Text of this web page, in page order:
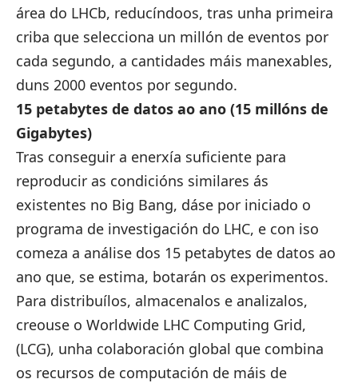
área do LHCb, reducíndoos, tras unha primeira
criba que selecciona un millón de eventos por
cada segundo, a cantidades máis manexables,
duns 2000 eventos por segundo.
15 petabytes de datos ao ano (15 millóns de
Gigabytes)
Tras conseguir a enerxía suficiente para
reproducir as condicións similares ás
existentes no Big Bang, dáse por iniciado o
programa de investigación do LHC, e con iso
comeza a análise dos 15 petabytes de datos ao
ano que, se estima, botarán os experimentos.
Para distribuílos, almacenalos e analizalos,
creouse o Worldwide LHC Computing Grid,
(LCG), unha colaboración global que combina
os recursos de computación de máis de